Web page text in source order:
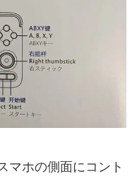
マホの側面にコント